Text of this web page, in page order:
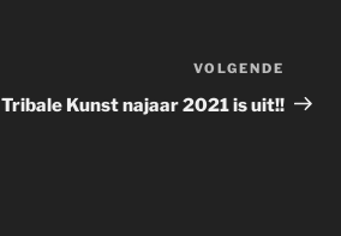
bericht
VOLGENDE
Tribale Kunst najaar 2021 is uit!!